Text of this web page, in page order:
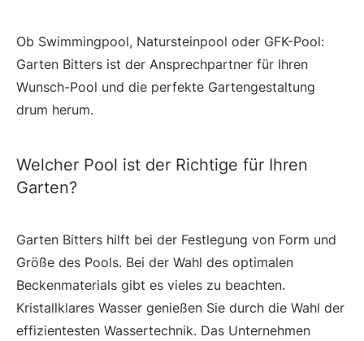
Ob Swimmingpool, Natursteinpool oder GFK-Pool:
Garten Bitters ist der Ansprechpartner für Ihren
Wunsch-Pool und die perfekte Gartengestaltung
drum herum.
Welcher Pool ist der Richtige für Ihren
Garten?
Garten Bitters hilft bei der Festlegung von Form und
Größe des Pools. Bei der Wahl des optimalen
Beckenmaterials gibt es vieles zu beachten.
Kristallklares Wasser genießen Sie durch die Wahl der
effizientesten Wassertechnik. Das Unternehmen